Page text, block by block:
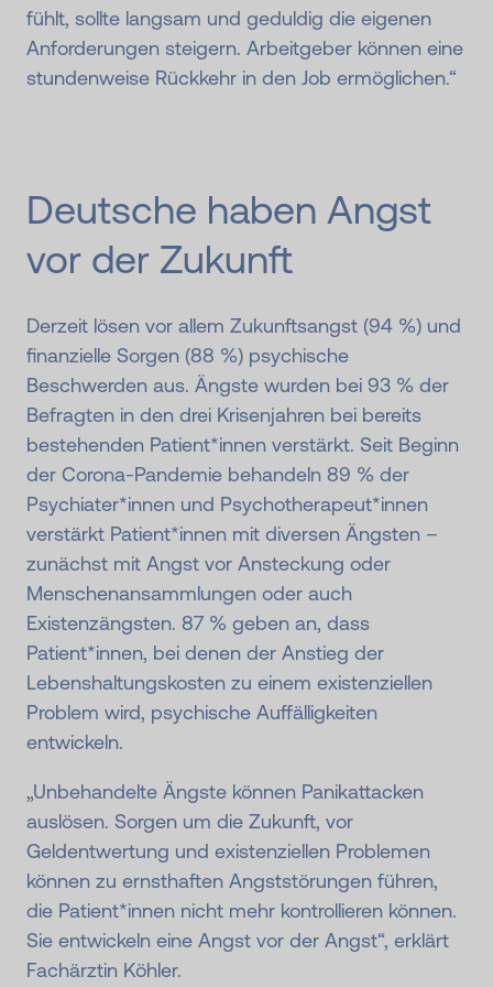
fühlt, sollte langsam und geduldig die eigenen
Anforderungen steigern. Arbeitgeber können eine
stundenweise Rückkehr in den Job ermöglichen.“
Deutsche haben Angst
vor der Zukunft
Derzeit lösen vor allem Zukunftsangst (94 %) und
finanzielle Sorgen (88 %) psychische
Beschwerden aus. Ängste wurden bei 93 % der
Befragten in den drei Krisenjahren bei bereits
bestehenden Patient*innen verstärkt. Seit Beginn
der Corona-Pandemie behandeln 89 % der
Psychiater*innen und Psychotherapeut*innen
verstärkt Patient*innen mit diversen Ängsten –
zunächst mit Angst vor Ansteckung oder
Menschenansammlungen oder auch
Existenzängsten. 87 % geben an, dass
Patient*innen, bei denen der Anstieg der
Lebenshaltungskosten zu einem existenziellen
Problem wird, psychische Auffälligkeiten
entwickeln.
„Unbehandelte Ängste können Panikattacken
auslösen. Sorgen um die Zukunft, vor
Geldentwertung und existenziellen Problemen
können zu ernsthaften Angststörungen führen,
die Patient*innen nicht mehr kontrollieren können.
Sie entwickeln eine Angst vor der Angst“, erklärt
Fachärztin Köhler.